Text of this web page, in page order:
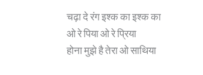
चढ़ा दे रंग इश्क का इश्क का
ओ रे पिया ओ रे प्रिया
होना मुझे है तेरा ओ साथिया